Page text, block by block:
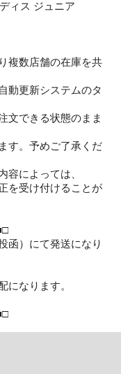
ィス ジュニア
複数店舗の在庫を共
動更新システムのタ
文できる状態のまま
す。予めご了承くだ
容によっては、
を受け付けることが
函）にて発送になり
になります。